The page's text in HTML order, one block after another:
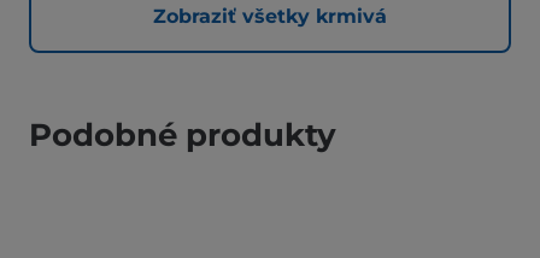
Zobraziť všetky krmivá
Podobné produkty